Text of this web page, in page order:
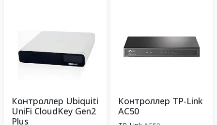
Контроллер Ubiquiti
UniFi CloudKey Gen2
Plus
Контроллер TP-Link
AC50